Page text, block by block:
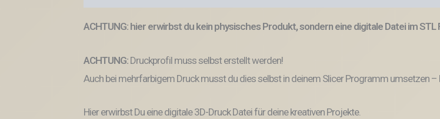
ACHTUNG: hier erwirbst du kein physisches Produkt, sondern eine digitale Datei im
ACHTUNG: Druckprofil muss selbst erstellt werden!
Auch bei mehrfarbigem Druck musst du dies selbst in deinem Slicer Programm umsetzen –
Hier erwirbst Du eine digitale 3D-Druck Datei für deine kreativen Projekte.